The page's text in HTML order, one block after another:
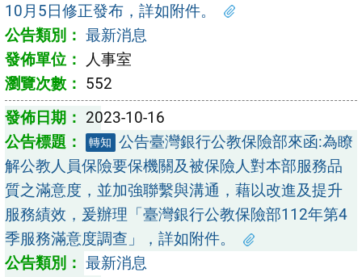
10月5日修正發布，詳如附件。
最新消息
人事室
552
2023-10-16
轉知 公告臺灣銀行公教保險部來函:為瞭
解公教人員保險要保機關及被保險人對本部服務品
質之滿意度，並加強聯繫與溝通，藉以改進及提升
服務績效，爰辦理「臺灣銀行公教保險部112年第4
季服務滿意度調查」，詳如附件。
最新消息